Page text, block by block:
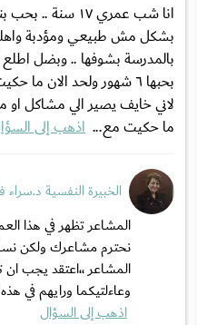
انا شب عمري ١٧
بشكل مش طبيعي ومؤدبة
بالمدرسة بشوفها .. وبضل
بحبها ٦ شهور ولحد الان
لاني خايف يصير الي مشاكل او
ما حكيت مع... اذهب إلى
الخبيرة النفسية
المشاعر تظهر في هذا
نحترم مشاعرك ولكن
المشاعر ،،اعتقد يجب
وعاءلتيكما ورايهم في
اذهب إلى السؤال